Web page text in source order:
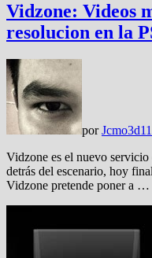
Vidzone: Videos
resolucion en la
porJcmo3d
Vidzone es el nuevo
detrás del escenario, hoy
Vidzone pretende poner a …